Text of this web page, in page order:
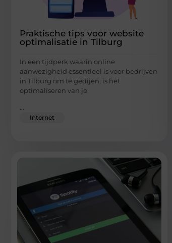
Praktische tips voor website
optimalisatie in Tilburg
In een tijdperk waarin online
aanwezigheid essentieel is voor bedrijven
in Tilburg om te gedijen, is het
optimaliseren van je
...
Internet